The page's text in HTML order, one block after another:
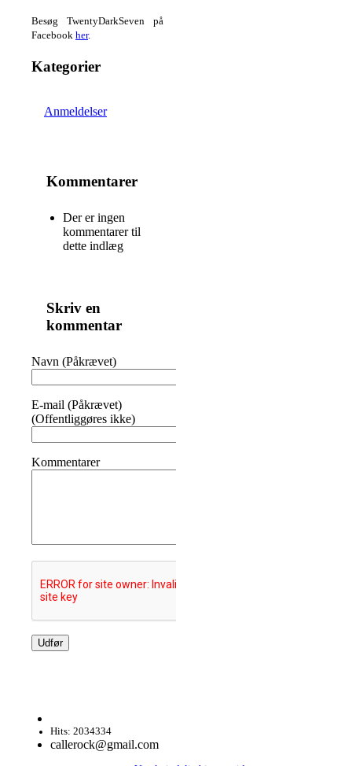
Besøg TwentyDarkSeven på
Facebook her.
Kategorier
Anmeldelser
Kommentarer
Der er ingen
kommentarer til
dette indlæg
Skriv en
kommentar
Navn (Påkrævet)
E-mail (Påkrævet)
(Offentliggøres ikke)
Kommentarer
Hits: 2034334
callerock@gmail.com